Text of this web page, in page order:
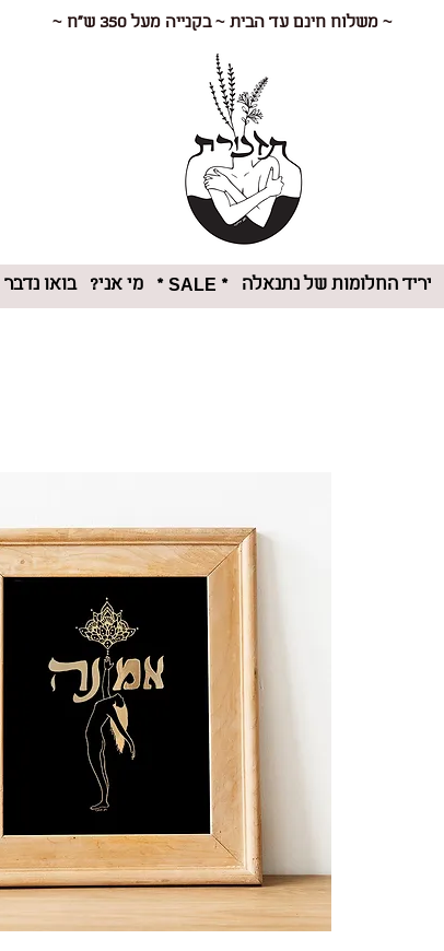
~ משלוח חינם עד הבית ~ בקנייה מעל 350 ש"ח ~
יריד החלומות של נתנאלה * SALE * מי אני? בואו נדבר